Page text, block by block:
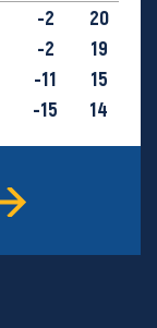
-2
20
-2
19
-11
15
-15
14